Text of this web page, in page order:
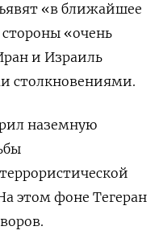
«в ближайшее
стороны «очень
и Израиль
столкновениями.
наземную
этом фоне Тегеран